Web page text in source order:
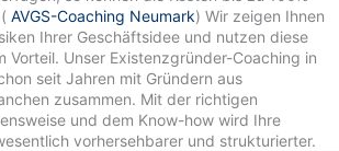
AVGS-Coaching Neumark) Wir zeigen Ihnen
Ihrer Geschäftsidee und nutzen diese
Vorteil. Unser Existenzgründer-Coaching in
seit Jahren mit Gründern aus
zusammen. Mit der richtigen
und dem Know-how wird Ihre
vorhersehbarer und strukturierter.